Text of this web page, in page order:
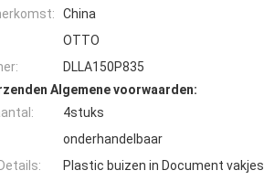
China
OTTO
DLLA150P835
Algemene voorwaarden:
4stuks
onderhandelbaar
Plastic buizen in Document vakjes